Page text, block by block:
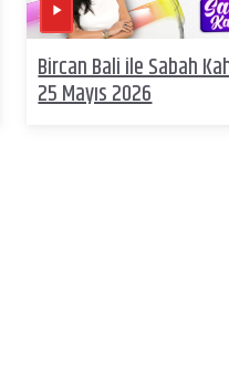
Bircan Bali ile Sabah
25 Mayıs 2026